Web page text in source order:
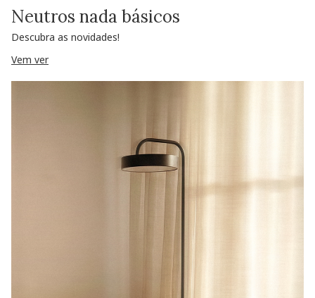
Neutros nada básicos
Descubra as novidades!
Vem ver